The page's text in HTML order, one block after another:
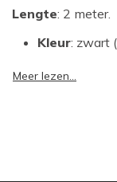
Lengte: 2 meter.
Kleur: zwart
Meer lezen...